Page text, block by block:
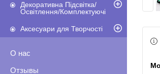
Декоративна Підсвітка/
Освітлення/Комплектуючі
Аксесуари для Творчості
О нас
Отзывы